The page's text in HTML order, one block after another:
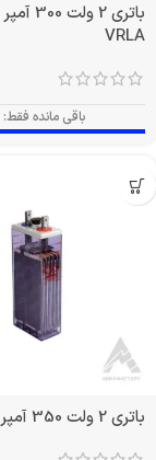
باتری 2
VRLA
باقی مانده فقط:
باتری 2 ولت 350 آمپر OPZS